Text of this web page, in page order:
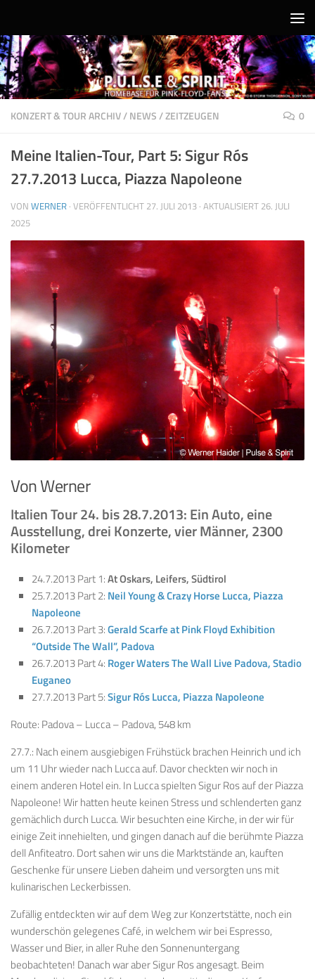
KONZERT & TOUR ARCHIV/NEWS/ZEITZEUGEN 0
Meine Italien-Tour, Part 5: Sigur Rós
27.7.2013 Lucca, Piazza Napoleone
VON WERNER · VERÖFFENTLICHT 27. JULI 2013 · AKTUALISIERT 26. JULI
2025
Von Werner
Italien Tour 24. bis 28.7.2013:Ein Auto, eine
Ausstellung, drei Konzerte, vier Männer, 2300
Kilometer
24.7.2013 Part 1:At Oskars, Leifers, Südtirol
25.7.2013 Part 2: Neil Young & Crazy Horse Lucca, Piazza
Napoleone
26.7.2013 Part 3:Gerald Scarfe at Pink Floyd Exhibition
“Outside The Wall”, Padova
26.7.2013 Part 4: Roger Waters The Wall Live Padova, Stadio
Euganeo
27.7.2013 Part 5:Sigur Rós Lucca, Piazza Napoleone
Route: Padova – Lucca – Padova, 548 km
27.7.: Nach einem ausgiebigen Frühstück brachen Heinrich und ich
um 11 Uhr wieder nach Lucca auf. Davor checkten wir noch in
einem anderen Hotel ein. In Lucca spielten Sigur Ros auf der Piazza
Napoleone! Wir hatten heute keinen Stress und schlenderten ganz
gemächlich durch Lucca. Wir besuchten eine Kirche, in der wir für
einige Zeit innehielten, und gingen danach auf die berühmte Piazza
dell Anfiteatro. Dort sahen wir uns die Marktstände an, kauften
Geschenke für unsere Lieben daheim und versorgten uns mit
kulinarischen Leckerbissen.
Zufällig entdeckten wir auf dem Weg zur Konzertstätte, noch ein
wunderschön gelegenes Café, in welchem wir bei Espresso,
Wasser und Bier, in aller Ruhe den Sonnenuntergang
beobachteten! Danach war aber Sigur Ros angesagt. Beim